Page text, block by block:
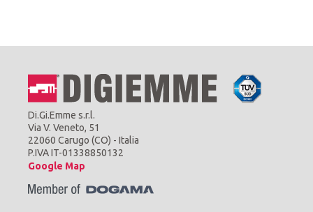
Di.Gi.Emme s.r.l.
Via V. Veneto, 51
22060 Carugo (CO) - Italia
P.IVA IT-01338850132
Google Map